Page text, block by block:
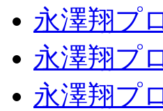
永澤翔プ
永澤翔プ
永澤翔プ